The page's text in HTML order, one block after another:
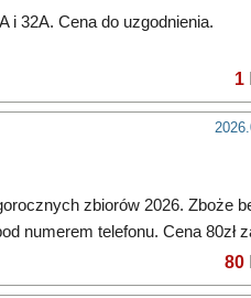
i 32A. Cena do uzgodnienia.
1
zbiorów 2026. Zboże
numerem telefonu. Cena 80zł
80